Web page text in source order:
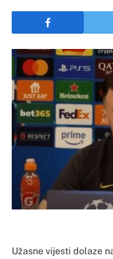
Užasne vijesti dolaze